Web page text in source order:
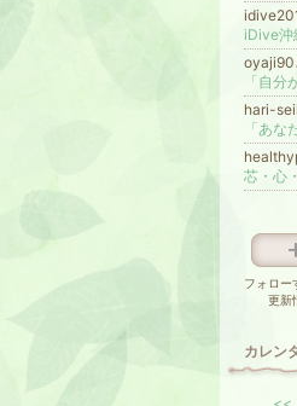
iDive沖
oyaji90
hari-
フォロー
更新
カレン